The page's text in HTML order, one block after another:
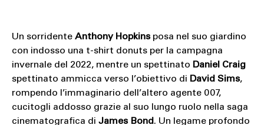
Un sorridente Anthony Hopkinsposa nel suo giardino
con indosso una t-shirt donuts per la campagna
invernale del 2022, mentre un spettinato Daniel Craig
spettinato ammicca verso l’obiettivo di David Sims,
rompendo l’immaginario dell’altero agente 007,
cucitogli addosso grazie al suo lungo ruolo nella saga
cinematografica di James Bond. Un legame profondo